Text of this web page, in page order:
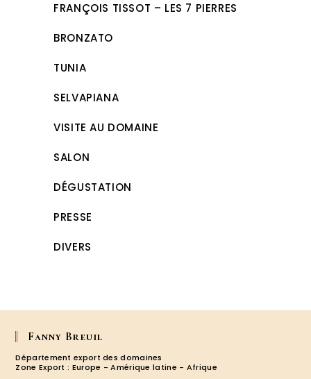
FRANÇOIS TISSOT – LES 7 PIERRES
BRONZATO
TUNIA
SELVAPIANA
VISITE AU DOMAINE
SALON
DÉGUSTATION
PRESSE
DIVERS
Fanny Breuil
Département export des domaines
Zone Export : Europe - Amérique latine - Afrique